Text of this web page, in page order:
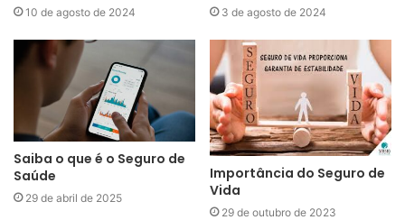
10 de agosto de 2024 3 de agosto de 2024
Saiba o que é o Seguro de
Saúde
29 de abril de 2025
Importância do Seguro de
Vida
29 de outubro de 2023